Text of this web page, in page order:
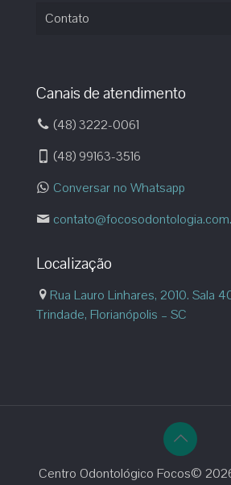
Contato
Canais de atendimento
(48) 3222-0061
(48) 99163-3516
Conversar no Whatsapp
Localização
Rua Lauro Linhares, 2010. Sala
Trindade, Florianópolis – SC
Centro Odontológico Focos©